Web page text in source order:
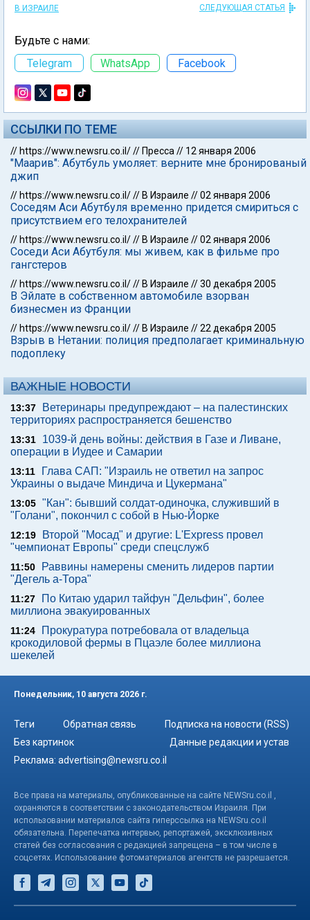
В ИЗРАИЛЕ СЛЕДУЮЩАЯ СТАТЬЯ
Будьте с нами:
Telegram
WhatsApp Facebook
ССЫЛКИ ПО ТЕМЕ
// https://www.newsru.co.il/// Пресса // 12 января 2006
"Маарив": Абутбуль умоляет: верните мне бронированый
джип
// https://www.newsru.co.il/// В Израиле //02 января 2006
Соседям Аси Абутбуля временно придется смириться с
присутствием его телохранителей
// https://www.newsru.co.il/// В Израиле //02 января 2006
Соседи Аси Абутбуля: мы живем, как в фильме про
гангстеров
// https://www.newsru.co.il/// В Израиле //30 декабря 2005
В Эйлате в собственном автомобиле взорван
бизнесмен из Франции
// https://www.newsru.co.il/// В Израиле //22 декабря 2005
Взрыв в Нетании: полиция предполагает криминальную
подоплеку
ВАЖНЫЕ НОВОСТИ
13:37
Ветеринары предупреждают – на палестинских
территориях распространяется бешенство
13:31
1039-й день войны: действия в Газе и Ливане,
операции в Иудее и Самарии
13:11
Глава САП: "Израиль не ответил на запрос
Украины о выдаче Миндича и Цукермана"
13:05 "Кан": бывший солдат-одиночка, служивший в
"Голани", покончил с собой в Нью-Йорке
12:19
Второй "Мосад" и другие: L'Express провел
"чемпионат Европы" среди спецслужб
11:50
Раввины намерены сменить лидеров партии
"Дегель а-Тора"
11:27
По Китаю ударил тайфун "Дельфин", более
миллиона эвакуированных
11:24
Прокуратура потребовала от владельца
крокодиловой фермы в Пцаэле более миллиона
шекелей
Понедельник, 10 августа 2026 г.
Теги Обратная связь
Подписка на новости (RSS)
Без картинок
Данные редакции и устав
Реклама: advertising@newsru.co.il
Все права на материалы, опубликованные на сайте NEWSru.co.il ,
охраняются в соответствии с законодательством Израиля. При
использовании материалов сайта гиперссылка на NEWSru.co.il
обязательна. Перепечатка интервью, репортажей, эксклюзивных
статей без согласования с редакцией запрещена – в том числе в
соцсетях. Использование фотоматериалов агентств не разрешается.